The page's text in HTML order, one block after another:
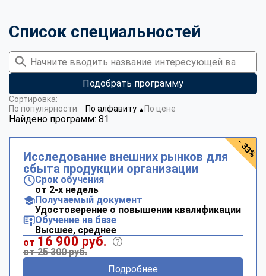
Список специальностей
Подобрать программу
Найдено программ: 81
Сортировка:
По популярности
По алфавиту ▼ По цене
Исследование внешних рынков для
сбыта продукции организации
Срок обучения
от 2-х недель
Получаемый документ
Удостоверение о повышении квалификации
Обучение на базе
Высшее, среднее
от 16 900 руб.
от 25 300 руб.
Подробнее
- 33%